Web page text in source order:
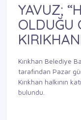
YAVUZ;
OLDUĞU
Kırıkhan Belediye
tarafından Pazar
Kırıkhan halkının
bulundu.